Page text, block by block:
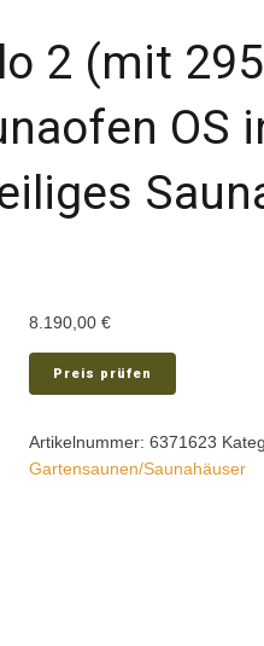
2 (mit
OS
8.190,00€
Preis prüfen
Artikelnummer:6371623
Gartensaunen/Saunahäuser